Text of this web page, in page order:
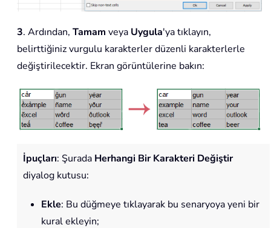
3. Ardından, Tamam veya Uygula'ya tıklayın,
belirttiğiniz vurgulu karakterler düzenli karakterlerle
değiştirilecektir. Ekran görüntülerine bakın:
İpuçları: Şurada Herhangi Bir Karakteri Değiştir
diyalog kutusu:
Ekle: Bu düğmeye tıklayarak bu senaryoya yeni bir
kural ekleyin;